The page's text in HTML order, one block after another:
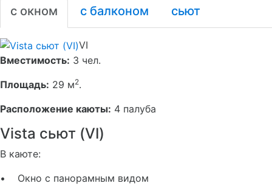
с окном с балконом сьют
VI
Вместимость: 3 чел.
Площадь: 29 м2.
Расположение каюты: 4 палуба
Vista сьют (VI)
В каюте:
• Окно с панорамным видом